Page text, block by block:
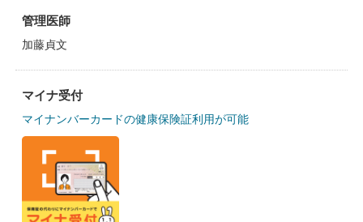
管理医師
加藤貞文
マイナ受付
マイナンバーカードの健康保険証利用が可能